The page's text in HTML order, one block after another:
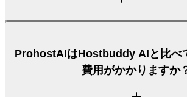
のホストが、ツールを統合し、24時
Autopilot返信を得て、Hostaway、
換えています。
の物件管理システムである
Guesty、OwnerRez、さらにAirbnb
接続します。ほとんどのホストは、
ProhostAIはHostbuddy AIと比べ
費用がかかりますか